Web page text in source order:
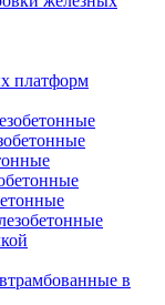
платформ
в